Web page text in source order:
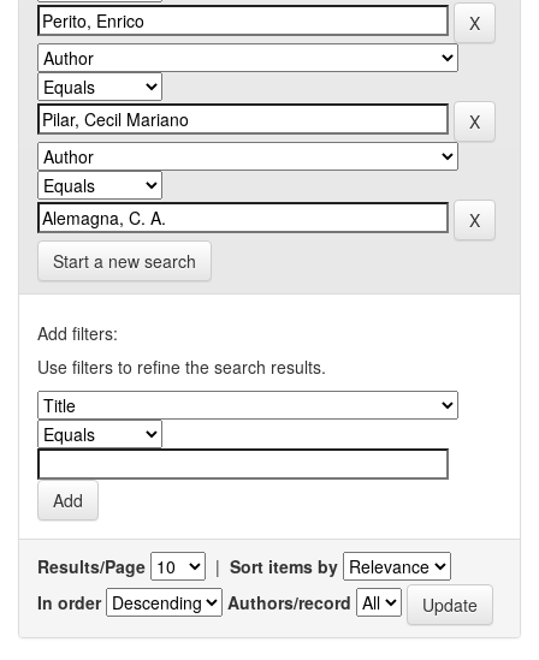
Start a new search
Add filters:
Use filters to refine the search results.
Results/Page | Sort items by
In order
Authors/record